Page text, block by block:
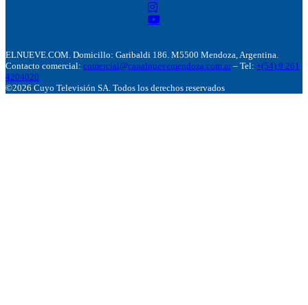
ELNUEVE.COM. Domicillo: Garibaldi 186. M5500 Mendoza, Argentina.
Contacto comercial: comercial@canalnuevemendoza.com.ar – Tel: +(54) 9 261
4204020
©2026 Cuyo Televisión SA. Todos los derechos reservados